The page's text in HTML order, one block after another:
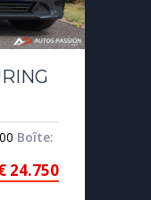
Boîte:
24.750